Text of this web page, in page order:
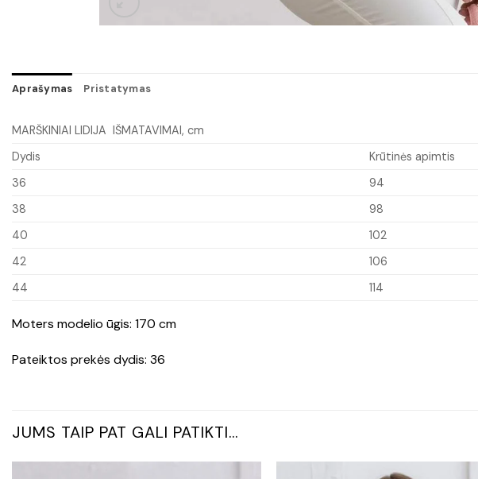
Aprašymas Pristatymas
MARŠKINIAI LIDIJA IŠMATAVIMAI, cm
Dydis
Krūtinės apimtis
36
94
38
98
40
102
42
106
44
114
Moters modelio ūgis: 170 cm
Pateiktos prekės dydis: 36
JUMS TAIP PAT GALI PATIKTI…